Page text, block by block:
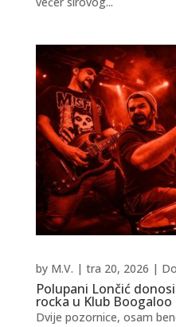
Polupani Lončić
rocka u Klub Boogaloo
by M.V. | tra 20, 2026 |
Dvije pozornice, osam